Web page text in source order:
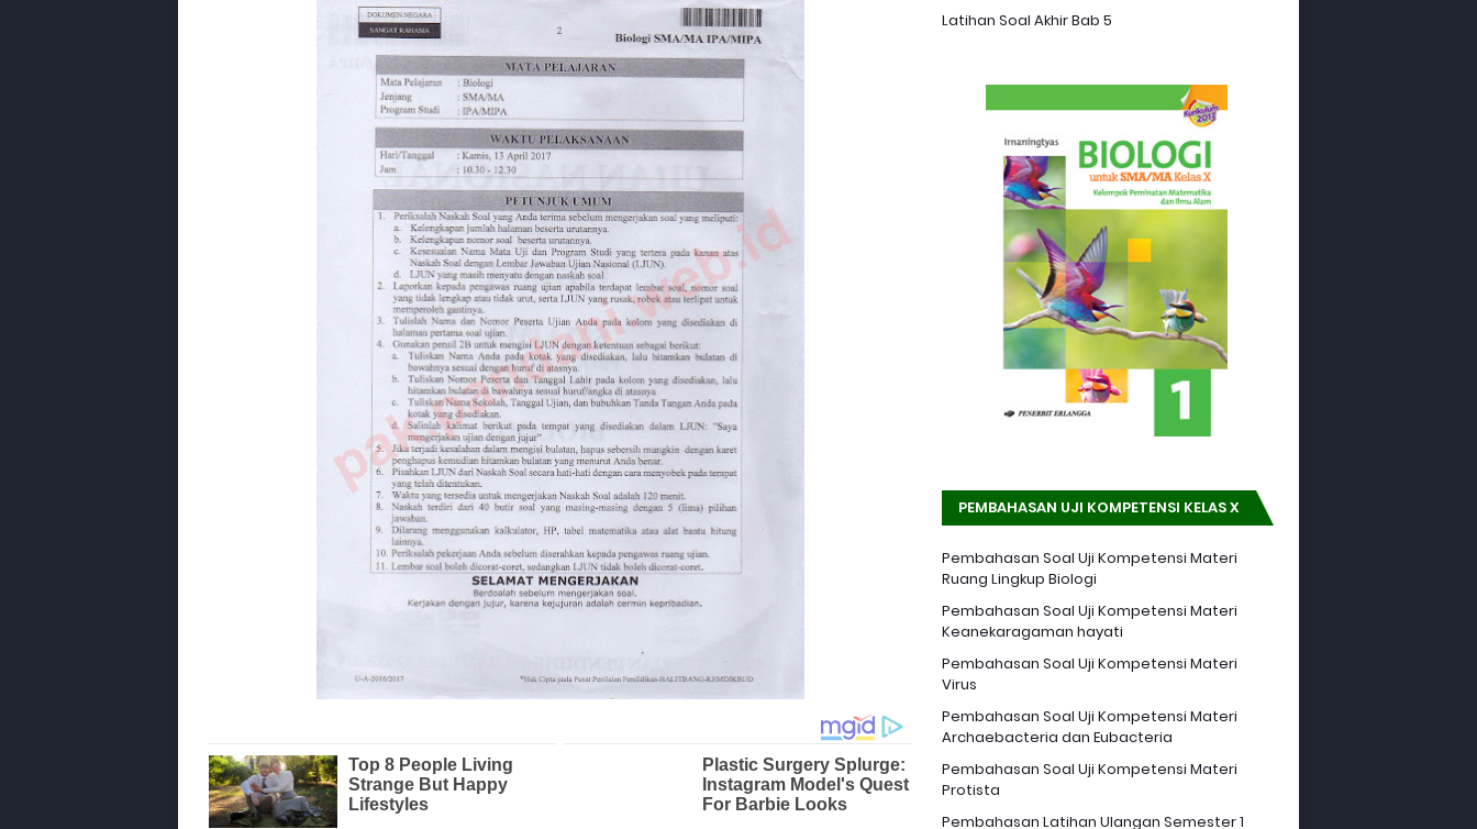
Latihan Soal Akhir Bab 5
PEMBAHASAN UJI KOMPETENSI KELAS X
Pembahasan Soal Uji Kompetensi Materi
Ruang Lingkup Biologi
Pembahasan Soal Uji Kompetensi Materi
Keanekaragaman hayati
Pembahasan Soal Uji Kompetensi Materi
Virus
Pembahasan Soal Uji Kompetensi Materi
Archaebacteria dan Eubacteria
Pembahasan Soal Uji Kompetensi Materi
Protista
Pembahasan Latihan Ulangan Semester 1